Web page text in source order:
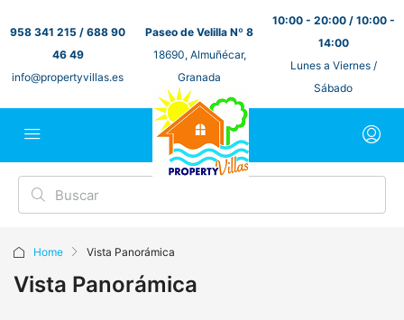
958 341 215 / 688 90
46 49
info@propertyvillas.es
Paseo de Velilla Nº 8
18690, Almuñécar,
Granada
10:00 - 20:00 / 10:00 -
14:00
Lunes a Viernes /
Sábado
Home Vista Panorámica
Vista Panorámica